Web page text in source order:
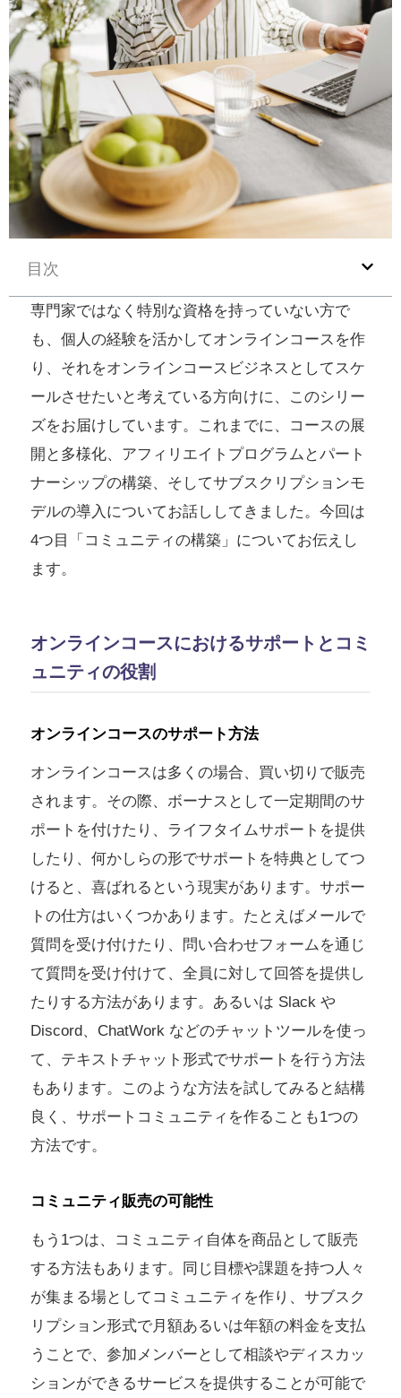
目次
専門家ではなく特別な資格を持っていない方で
も、個人の経験を活かしてオンラインコースを作
り、それをオンラインコースビジネスとしてスケ
ールさせたいと考えている方向けに、このシリー
ズをお届けしています。これまでに、コースの展
開と多様化、アフィリエイトプログラムとパート
ナーシップの構築、そしてサブスクリプションモ
デルの導入についてお話ししてきました。今回は
4つ目「コミュニティの構築」についてお伝えし
ます。
オンラインコースにおけるサポートとコミ
ュニティの役割
オンラインコースのサポート方法
オンラインコースは多くの場合、買い切りで販売
されます。その際、ボーナスとして一定期間のサ
ポートを付けたり、ライフタイムサポートを提供
したり、何かしらの形でサポートを特典としてつ
けると、喜ばれるという現実があります。サポー
トの仕方はいくつかあります。たとえばメールで
質問を受け付けたり、問い合わせフォームを通じ
て質問を受け付けて、全員に対して回答を提供し
たりする方法があります。あるいは Slack や
Discord、ChatWork などのチャットツールを使っ
て、テキストチャット形式でサポートを行う方法
もあります。このような方法を試してみると結構
良く、サポートコミュニティを作ることも1つの
方法です。
コミュニティ販売の可能性
もう1つは、コミュニティ自体を商品として販売
する方法もあります。同じ目標や課題を持つ人々
が集まる場としてコミュニティを作り、サブスク
リプション形式で月額あるいは年額の料金を支払
うことで、参加メンバーとして相談やディスカッ
ションができるサービスを提供することが可能で